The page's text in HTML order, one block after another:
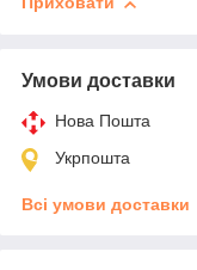
Умови доставки
Нова Пошта
Укрпошта
Всі умови доставки